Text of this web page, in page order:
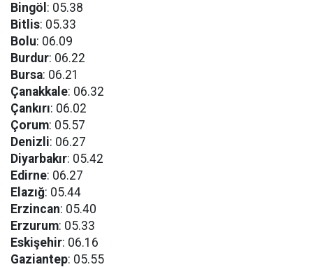
Bingöl : 05.38
Bitlis: 05.33
Bolu: 06.09
Burdur: 06.22
Bursa: 06.21
Çanakkale: 06.32
Çankırı: 06.02
Çorum: 05.57
Denizli: 06.27
Diyarbakır: 05.42
Edirne: 06.27
Elazığ: 05.44
Erzincan: 05.40
Erzurum: 05.33
Eskişehir: 06.16
Gaziantep: 05.55